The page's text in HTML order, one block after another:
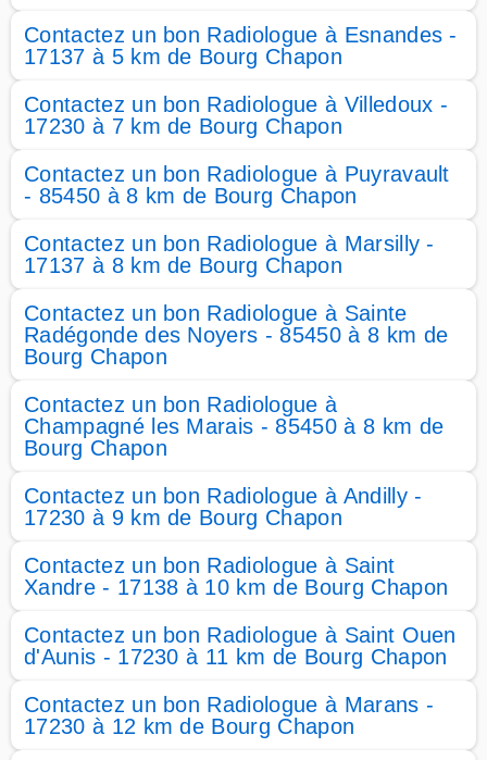
Contactez un bon Radiologue à Esnandes -
17137 à 5 km de Bourg Chapon
Contactez un bon Radiologue à Villedoux -
17230 à 7 km de Bourg Chapon
Contactez un bon Radiologue à Puyravault
- 85450 à 8 km de Bourg Chapon
Contactez un bon Radiologue à Marsilly -
17137 à 8 km de Bourg Chapon
Contactez un bon Radiologue à Sainte
Radégonde des Noyers - 85450 à 8 km de
Bourg Chapon
Contactez un bon Radiologue à
Champagné les Marais - 85450 à 8 km de
Bourg Chapon
Contactez un bon Radiologue à Andilly -
17230 à 9 km de Bourg Chapon
Contactez un bon Radiologue à Saint
Xandre - 17138 à 10 km de Bourg Chapon
Contactez un bon Radiologue à Saint Ouen
d'Aunis - 17230 à 11 km de Bourg Chapon
Contactez un bon Radiologue à Marans -
17230 à 12 km de Bourg Chapon